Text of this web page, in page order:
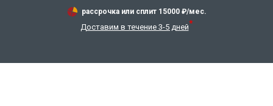
рассрочка или сплит 15000 ₽/мес.
Доставим в течение 3-5 дней*